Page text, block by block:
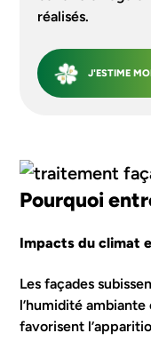
réalisés.
J'ESTIME
Pourquoi
Impacts du climat
Les façades
l’humidité
favorisent